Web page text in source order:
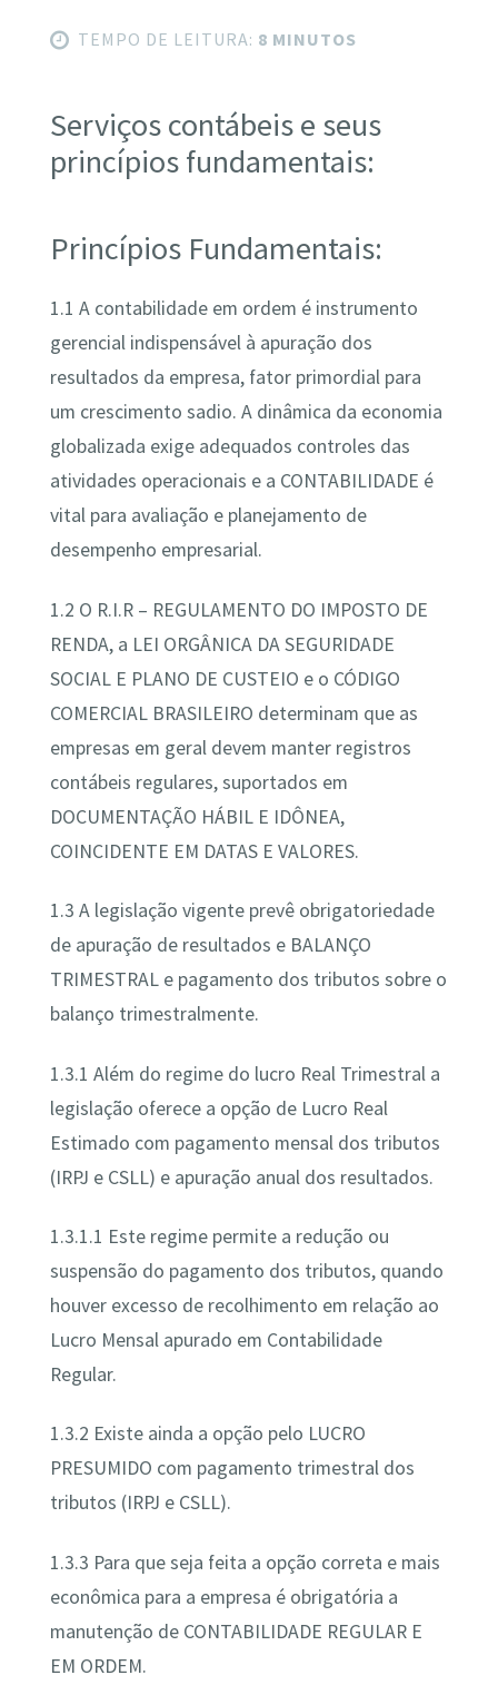
TEMPO DE LEITURA: 8 MINUTOS
Serviços contábeis e seus
princípios fundamentais:
Princípios Fundamentais:
1.1 A contabilidade em ordem é instrumento
gerencial indispensável à apuração dos
resultados da empresa, fator primordial para
um crescimento sadio. A dinâmica da economia
globalizada exige adequados controles das
atividades operacionais e a CONTABILIDADE é
vital para avaliação e planejamento de
desempenho empresarial.
1.2 O R.I.R – REGULAMENTO DO IMPOSTO DE
RENDA, a LEI ORGÂNICA DA SEGURIDADE
SOCIAL E PLANO DE CUSTEIO e o CÓDIGO
COMERCIAL BRASILEIRO determinam que as
empresas em geral devem manter registros
contábeis regulares, suportados em
DOCUMENTAÇÃO HÁBIL E IDÔNEA,
COINCIDENTE EM DATAS E VALORES.
1.3 A legislação vigente prevê obrigatoriedade
de apuração de resultados e BALANÇO
TRIMESTRAL e pagamento dos tributos sobre o
balanço trimestralmente.
1.3.1 Além do regime do lucro Real Trimestral a
legislação oferece a opção de Lucro Real
Estimado com pagamento mensal dos tributos
(IRPJ e CSLL) e apuração anual dos resultados.
1.3.1.1 Este regime permite a redução ou
suspensão do pagamento dos tributos, quando
houver excesso de recolhimento em relação ao
Lucro Mensal apurado em Contabilidade
Regular.
1.3.2 Existe ainda a opção pelo LUCRO
PRESUMIDO com pagamento trimestral dos
tributos (IRPJ e CSLL).
1.3.3 Para que seja feita a opção correta e mais
econômica para a empresa é obrigatória a
manutenção de CONTABILIDADE REGULAR E
EM ORDEM.